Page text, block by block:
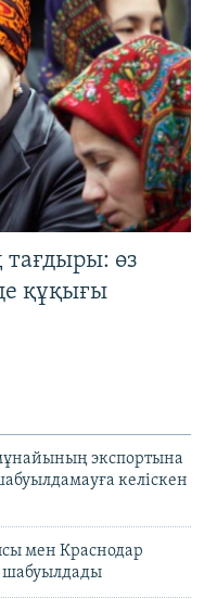
тағдыры: өз
құқығы
экспортына
келіскен
мен Краснодар